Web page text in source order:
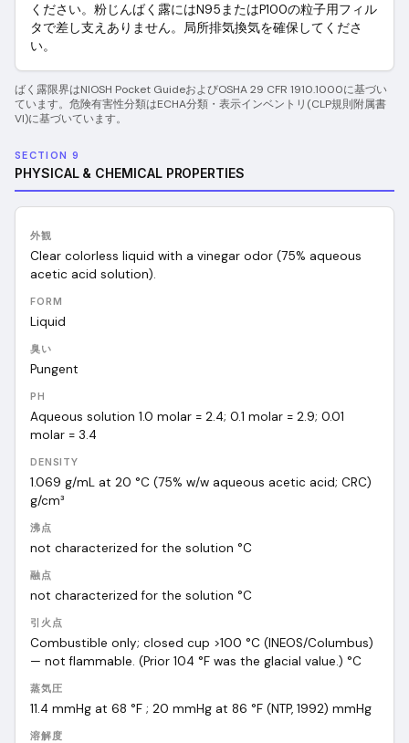
ください。粉じんばく露にはN95またはP100の粒子用フィル
タで差し支えありません。局所排気換気を確保してくださ
い。
ばく露限界はNIOSH Pocket GuideおよびOSHA 29 CFR 1910.1000に基づい
ています。危険有害性分類はECHA分類・表示インベントリ(CLP規則附属書
VI)に基づいています。
SECTION 9
PHYSICAL & CHEMICAL PROPERTIES
外観
Clear colorless liquid with a vinegar odor (75% aqueous
acetic acid solution).
FORM
Liquid
臭い
Pungent
PH
Aqueous solution 1.0 molar = 2.4; 0.1 molar = 2.9; 0.01
molar = 3.4
DENSITY
1.069 g/mL at 20 °C (75% w/w aqueous acetic acid; CRC)
g/cm³
沸点
not characterized for the solution °C
融点
not characterized for the solution °C
引火点
Combustible only; closed cup >100 °C (INEOS/Columbus)
— not flammable. (Prior 104 °F was the glacial value.) °C
蒸気圧
11.4 mmHg at 68 °F ; 20 mmHg at 86 °F (NTP, 1992) mmHg
溶解度